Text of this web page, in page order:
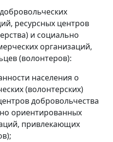
ресурсных центров
и социально
организаций,
(волонтеров):
населения о
(волонтерских)
добровольчества
ориентированных
привлекающих